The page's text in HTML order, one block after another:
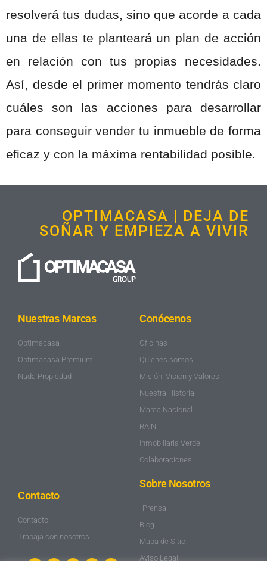
resolverá tus dudas, sino que acorde a cada
una de ellas te planteará un plan de acción
en relación con tus propias necesidades.
Así, desde el primer momento tendrás claro
cuáles son las acciones para desarrollar
para conseguir vender tu inmueble de forma
eficaz y con la máxima rentabilidad posible.
OPTIMACASA | DEJA DE
SOÑAR Y EMPIEZA A VIVIR
Nuestras Marcas
Optimacasa
Optimacasa Premium
Nuda Propiedad
Conócenos
Oficinas
Quienes somos
Misión, Visión y Valores
Nuestra Historia
Marca Nacional
RAIN
Inmobiliaria Verde
Colaboraciones
Contacto
Contacto
Trabaja con nosotros
Sobre Nosotros
Prensa
Blog
Mapa de Sitio
Aviso Legal